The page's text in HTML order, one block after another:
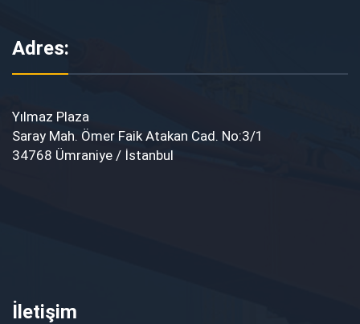
Adres:
Yılmaz Plaza
Saray Mah. Ömer Faik Atakan Cad. No:3/1
34768 Ümraniye / İstanbul
İletişim